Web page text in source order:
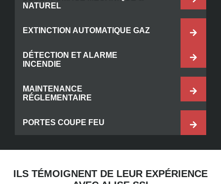
NATUREL
EXTINCTION AUTOMATIQUE GAZ
DÉTECTION ET ALARME
INCENDIE
MAINTENANCE
RÉGLEMENTAIRE
PORTES COUPE FEU
ILS TÉMOIGNENT DE LEUR EXPÉRIENCE